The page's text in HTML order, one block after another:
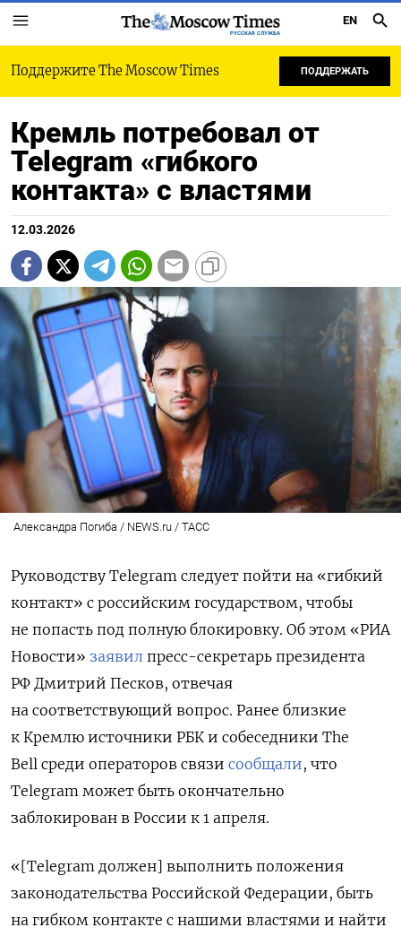
РУССКАЯ СЛУЖБА
EN
Поддержите The Moscow Times ПОДДЕРЖАТЬ
Кремль потребовал от
Telegram «гибкого
контакта» с властями
12.03.2026
Александра Погиба / NEWS.ru / ТАСС
Руководству Telegram следует пойти на «гибкий
контакт» с российским государством, чтобы
не попасть под полную блокировку. Об этом «РИА
Новости» заявил пресс-секретарь президента
РФ Дмитрий Песков, отвечая
на соответствующий вопрос. Ранее близкие
к Кремлю источники РБК и собеседники The
Bell среди операторов связи сообщали, что
Telegram может быть окончательно
заблокирован в России к 1 апреля.
«[Telegram должен] выполнить положения
законодательства Российской Федерации, быть
на гибком контакте с нашими властями и найти